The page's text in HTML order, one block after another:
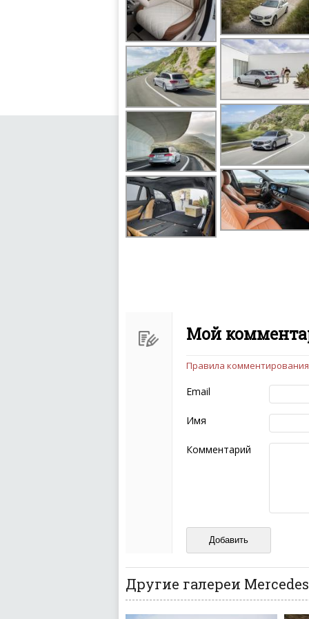
Мой
Чтобы ваш комментарий
следующих правил:
Комментарий не
эмоциональных
Не стоит
Пожалуйста, не
также призывы к
Не размещайте
И запаситесь терпением,
ваш отзыв может
Правила комментирования
Email
Имя
Комментарий
Другие галереи